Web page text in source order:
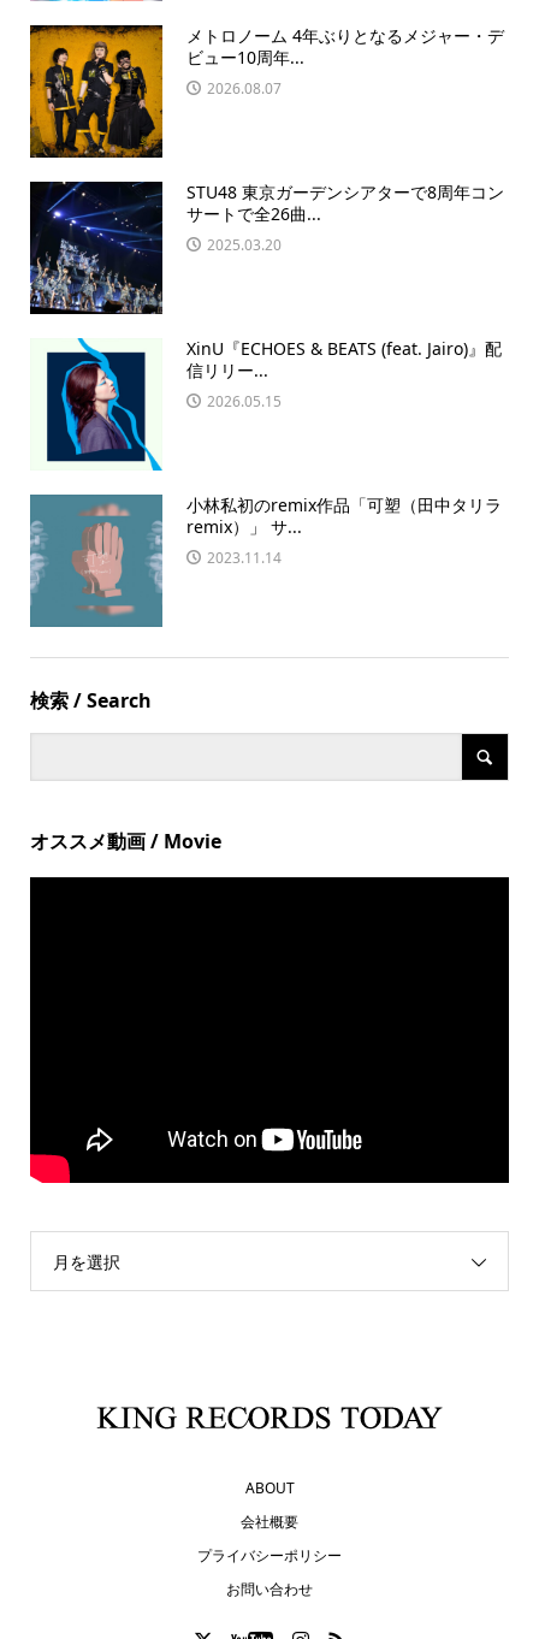
メトロノーム 4年ぶりとなるメジャー・デ
ビュー10周年...
2026.08.07
STU48 東京ガーデンシアターで8周年コン
サートで全26曲...
2025.03.20
XinU『ECHOES & BEATS (feat. Jairo)』配
信リリー...
2026.05.15
小林私初のremix作品「可塑（田中タリラ
remix）」 サ...
2023.11.14
検索 / Search
オススメ動画 / Movie
月を選択
ABOUT
会社概要
プライバシーポリシー
お問い合わせ